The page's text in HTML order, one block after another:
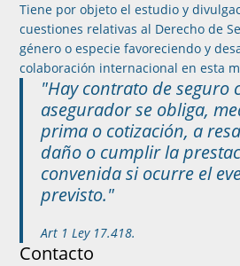
Tiene por objeto el estudio y
cuestiones relativas al Derecho de
género o especie favoreciendo y
colaboración internacional en esta
"Hay contrato de seguro
asegurador se obliga,
prima o cotización, a
daño o cumplir la
convenida si ocurre el
previsto."
Art 1 Ley 17.418.
Contacto